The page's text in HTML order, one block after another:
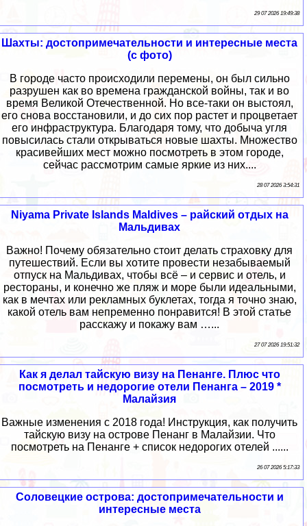
29 07 2026 19:49:38
Шахты: достопримечательности и интересные места
(с фото)
В городе часто происходили перемены, он был сильно
разрушен как во времена гражданской войны, так и во
время Великой Отечественной. Но все-таки он выстоял,
его снова восстановили, и до сих пор растет и процветает
его инфраструктура. Благодаря тому, что добыча угля
повысилась стали открываться новые шахты. Множество
красивейших мест можно посмотреть в этом городе,
сейчас рассмотрим самые яркие из них....
28 07 2026 3:54:31
Niyama Private Islands Maldives – райский отдых на
Мальдивах
Важно! Почему обязательно стоит делать страховку для
путешествий. Если вы хотите провести незабываемый
отпуск на Мальдивах, чтобы всё – и сервис и отель, и
рестораны, и конечно же пляж и море были идеальными,
как в мечтах или рекламных буклетах, тогда я точно знаю,
какой отель вам непременно понравится! В этой статье
расскажу и покажу вам …...
27 07 2026 19:51:32
Как я делал тайскую визу на Пенанге. Плюс что
посмотреть и недорогие отели Пенанга – 2019 *
Малайзия
Важные изменения с 2018 года! Инструкция, как получить
тайскую визу на острове Пенанг в Малайзии. Что
посмотреть на Пенанге + список недорогих отелей ......
26 07 2026 5:17:33
Соловецкие острова: достопримечательности и
интересные места